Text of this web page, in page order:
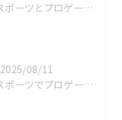
eスポーツとプロゲーマーを六番町駅で目指すための実践ガイド
2025/08/11
eスポーツでプロゲーマーを目指す愛知県名古屋市の最新キャリアガイド